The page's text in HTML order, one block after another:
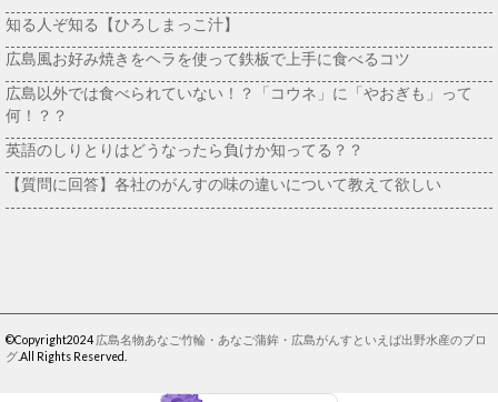
知る人ぞ知る【ひろしまっこ汁】
広島風お好み焼きをヘラを使って鉄板で上手に食べるコツ
広島以外では食べられていない！？「コウネ」に「やおぎも」って
何！？？
英語のしりとりはどうなったら負けか知ってる？？
【質問に回答】各社のがんすの味の違いについて教えて欲しい
©Copyright2024 広島名物あなご竹輪・あなご蒲鉾・広島がんすといえば出野水産のブロ
グ.All Rights Reserved.